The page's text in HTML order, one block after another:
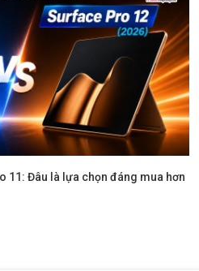
11: Đâu là lựa chọn đáng mua hơn